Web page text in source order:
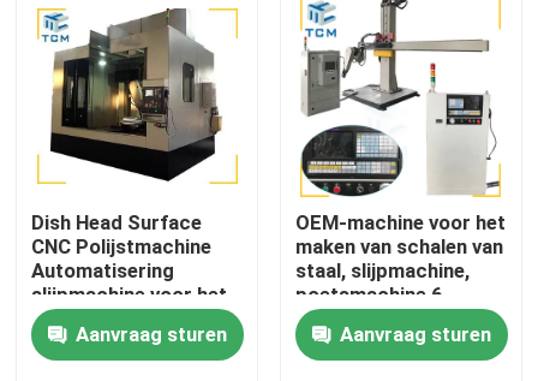
Over ons
Fabriekstocht
Kwaliteitscontrole
Neem contact met ons op
Nieuws
Dish Head Surface
CNC Polijstmachine
Automatisering
slijpmachine voor het
polijsten van metaal
Aanvraag sturen
OEM-machine voor het
maken van schalen van
staal, slijpmachine,
poetsmachine 6 -
12m2/h
Aanvraag sturen